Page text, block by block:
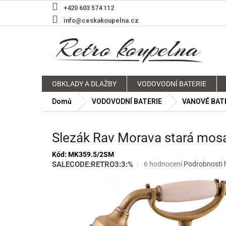
+420 603 574 112
info@ceskakoupelna.cz
OBKLADY A DLAŽBY VODOVODNÍ BATERIE
Domů VODOVODNÍ BATERIE VANOVÉ
Slezák Rav Morava stará
Kód: MK359.5/2SM
SALECODE:RETRO3:3:%
Průměrné
produktu
je
5,0
6 hodnocení Podrobnosti